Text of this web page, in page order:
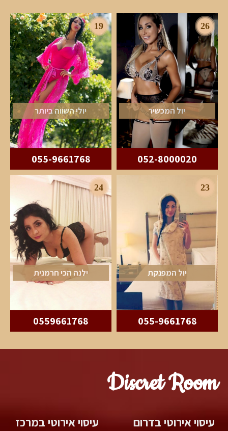
26
יול המכשיר
052-8000020
19
יולי השווה ביותר
055-9661768
23
יול המפנקת
055-9661768
24
ילנה הכי חרמנית
0559661768
Discret Room
עיסוי אירוטי בדרום עיסוי אירוטי במרכז